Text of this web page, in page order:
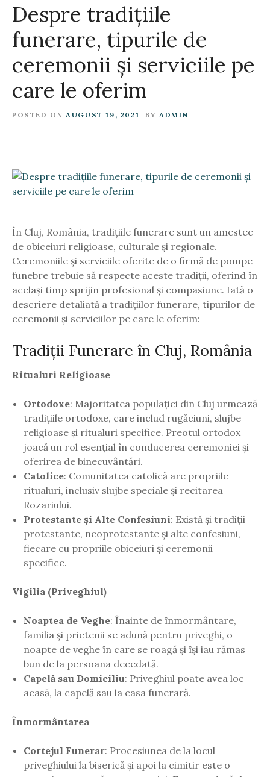
Despre tradițiile
funerare, tipurile de
ceremonii și serviciile pe
care le oferim
POSTED ON AUGUST 19, 2021 BY ADMIN
În Cluj, România, tradițiile funerare sunt un amestec
de obiceiuri religioase, culturale și regionale.
Ceremoniile și serviciile oferite de o firmă de pompe
funebre trebuie să respecte aceste tradiții, oferind în
același timp sprijin profesional și compasiune. Iată o
descriere detaliată a tradițiilor funerare, tipurilor de
ceremonii și serviciilor pe care le oferim:
Tradiții Funerare în Cluj, România
Ritualuri Religioase
Ortodoxe: Majoritatea populației din Cluj urmează
tradițiile ortodoxe, care includ rugăciuni, slujbe
religioase și ritualuri specifice. Preotul ortodox
joacă un rol esențial în conducerea ceremoniei și
oferirea de binecuvântări.
Catolice: Comunitatea catolică are propriile
ritualuri, inclusiv slujbe speciale și recitarea
Rozariului.
Protestante și Alte Confesiuni: Există și tradiții
protestante, neoprotestante și alte confesiuni,
fiecare cu propriile obiceiuri și ceremonii
specifice.
Vigilia (Priveghiul)
Noaptea de Veghe: Înainte de înmormântare,
familia și prietenii se adună pentru priveghi, o
noapte de veghe în care se roagă și își iau rămas
bun de la persoana decedată.
Capelă sau Domiciliu: Priveghiul poate avea loc
acasă, la capelă sau la casa funerară.
Înmormântarea
Cortejul Funerar: Procesiunea de la locul
priveghiului la biserică și apoi la cimitir este o